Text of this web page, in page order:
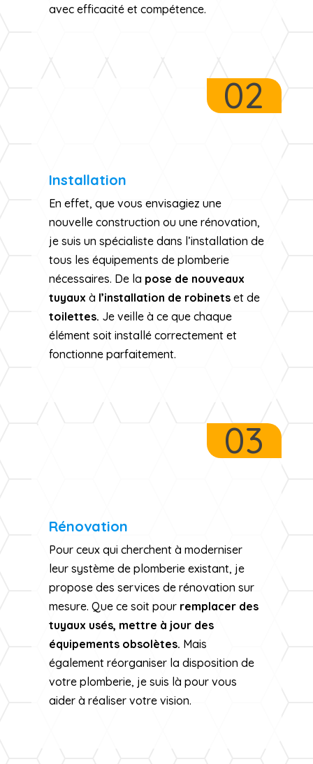
avec efficacité et compétence.
Installation
En effet, que vous envisagiez une
nouvelle construction ou une rénovation,
je suis un spécialiste dans l’installation de
tous les équipements de plomberie
nécessaires. De la pose de nouveaux
tuyaux à l’installation de robinetset de
toilettes. Je veille à ce que chaque
élément soit installé correctement et
fonctionne parfaitement.
02
Rénovation
Pour ceux qui cherchent à moderniser
leur système de plomberie existant, je
propose des services de rénovation sur
mesure. Que ce soit pour remplacer des
tuyaux usés, mettre à jour des
équipements obsolètes. Mais
également réorganiser la disposition de
votre plomberie, je suis là pour vous
aider à réaliser votre vision.
03